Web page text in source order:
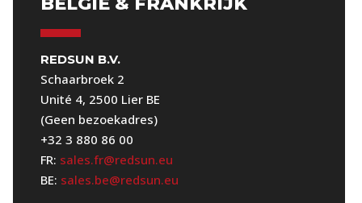
REDSUN B.V.
Schaarbroek 2
Unité 4, 2500 Lier BE
(Geen bezoekadres)
+32 3 880 86 00
FR: sales.fr@redsun.eu
BE: sales.be@redsun.eu